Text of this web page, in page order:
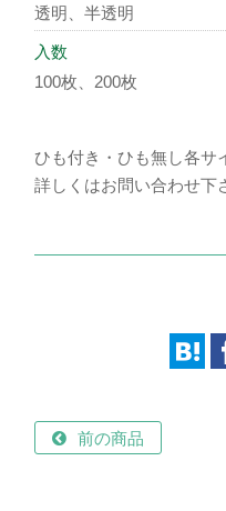
透明、半透明
入数
100枚、200枚
ひも付き・ひも無し各サ
詳しくはお問い合わせ下
前の商品